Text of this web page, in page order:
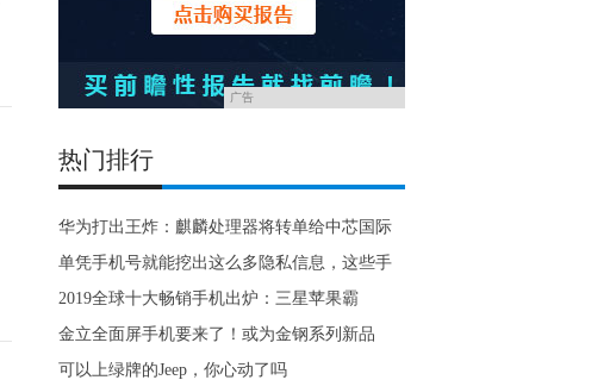
广告
热门排行
华为打出王炸：麒麟处理器将转单给中芯国际
单凭手机号就能挖出这么多隐私信息，这些手
2019全球十大畅销手机出炉：三星苹果霸
金立全面屏手机要来了！或为金钢系列新品
可以上绿牌的Jeep，你心动了吗